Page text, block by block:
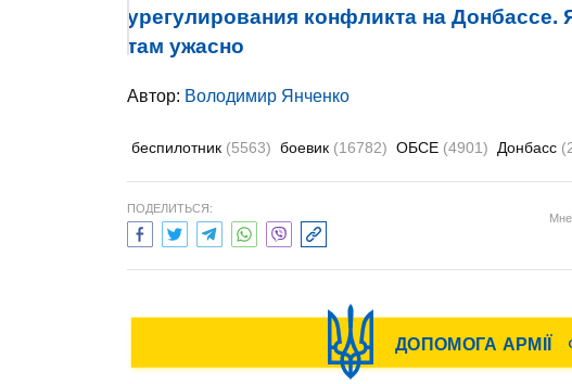
урегулирования конфликта на
там ужасно
Автор: Володимир Янченко
беспилотник (5563) боевик (16782) ОБСЕ (4901) Донбасс
ПОДЕЛИТЬСЯ:
Мне